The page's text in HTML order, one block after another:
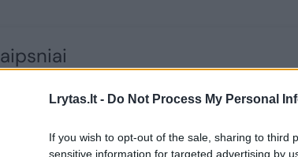
Lrytas.lt - Do Not Process My Personal
If you wish to opt-out of the sale, sharing to third
sensitive information for targeted advertising by